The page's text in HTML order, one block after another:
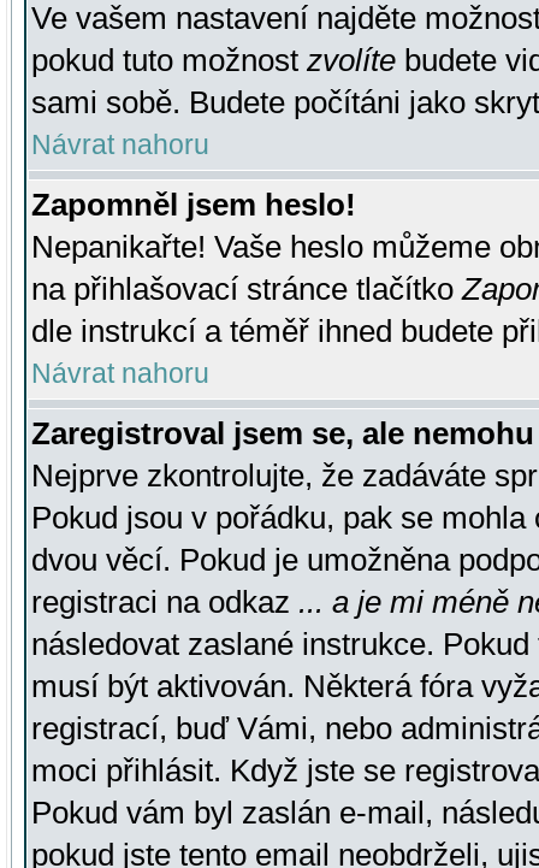
Ve vašem nastavení najděte
pokud tuto možnost zvolíte budete
sami sobě. Budete počítáni jako
Návrat nahoru
Zapomněl jsem heslo!
Nepanikařte! Vaše heslo můžeme
na přihlašovací stránce tlačítko
dle instrukcí a téměř ihned budete
Návrat nahoru
Zaregistroval jsem se, ale
Nejprve zkontrolujte, že zadáváte
Pokud jsou v pořádku, pak se
dvou věcí. Pokud je umožněna
registraci na odkaz ... a je mi méně
následovat zaslané instrukce.
musí být aktivován. Některá fóra
registrací, buď Vámi, nebo
moci přihlásit. Když jste se
Pokud vám byl zaslán e-mail,
pokud jste tento email neobdrželi,